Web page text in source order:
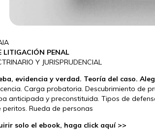
LITIGACIÓN PENAL
Y JURISPRUDENCIAL
evidencia y verdad. Teoría del caso.
Carga probatoria. Descubrimiento de
anticipada y preconstituida. Tipos de
peritos. Rueda de personas
solo el ebook, haga click aquí >>